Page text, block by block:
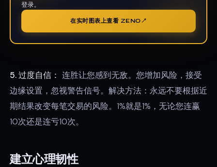
登录。
在实时图表上查看 ZENO
5. 过度自信： 连胜让您感到无敌。您增加风险，接受
边缘设置，忽视警告信号。解决方法：永远不要根据近
期结果改变每笔交易的风险。1%就是1%，无论您连赢
10次还是连亏10次。
建立心理韧性